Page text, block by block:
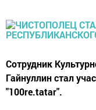
Сотрудник
Гайнуллин стал
"100re.tatar".